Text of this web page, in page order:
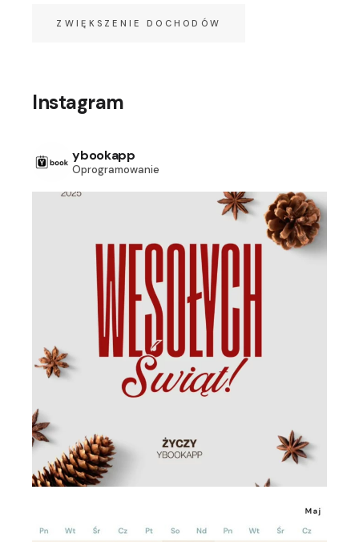
ZWIĘKSZENIE DOCHODÓW
Instagram
ybookapp
Oprogramowanie